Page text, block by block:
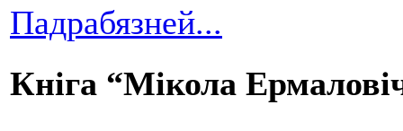
Падрабязней...
Кніга “Мікола